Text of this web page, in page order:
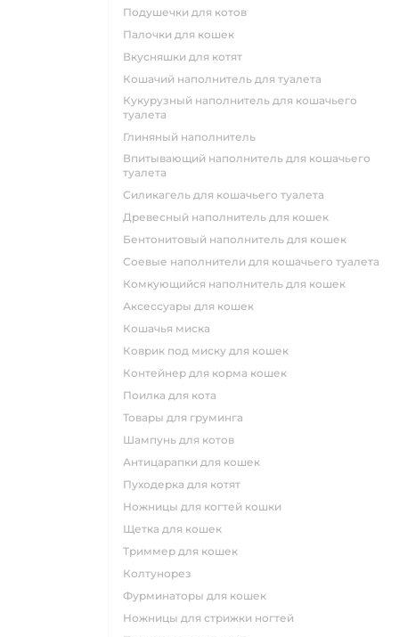
подушечки для котов
палочки для кошек
вкусняшки для котят
кошачий наполнитель для туалета
кукурузный наполнитель для кошачьего
туалета
глиняный наполнитель
впитывающий наполнитель для кошачьего
туалета
силикагель для кошачьего туалета
древесный наполнитель для кошек
бентонитовый наполнитель для кошек
соевые наполнители для кошачьего туалета
комкующийся наполнитель для кошек
аксессуары для кошек
кошачья миска
коврик под миску для кошек
контейнер для корма кошек
поилка для кота
товары для груминга
шампунь для котов
антицарапки для кошек
пуходерка для котят
ножницы для когтей кошки
щетка для кошек
триммер для кошек
колтунорез
фурминаторы для кошек
ножницы для стрижки ногтей